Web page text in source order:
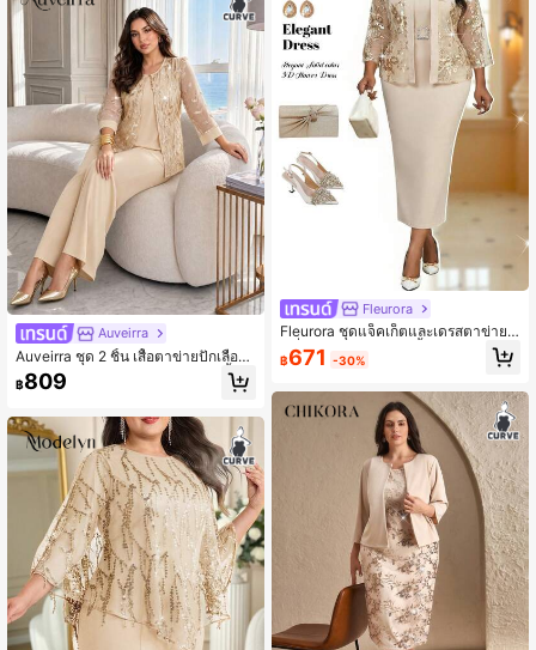
Auveirra
Auveirra ชุด 2 ชิ้น เสื้อตาข่ายปักเลื่อม
และกางเกงขายาวสำหรับงานปาร์ตี้หรู
หราไซส์ใหญ่
฿809
Fleurora
Fleurora ชุดแจ็คเก็ตและเดรสตาข่ายปั
กเลื่อมสำหรับงานปาร์ตี้หรูหราไซส์ใหญ่
2 ชิ้น
฿671 -30%